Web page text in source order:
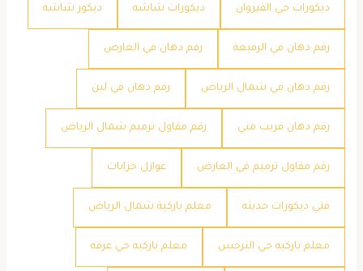
ديكورات حي القيروان ديكورات شاشه ديكور شاشه
رقم دهان في الرفيعة رقم دهان في العارض
رقم دهان في شمال الرياض رقم دهان في لبن
رقم دهان قريب مني رقم مقاول ترميم شمال الرياض
رقم مقاول ترميم في العارض عوازل خزانات
فني ديكورات حديثه معلم باركية شمال الرياض
معلم باركيه حي النرجس معلم باركيه حي عرقه